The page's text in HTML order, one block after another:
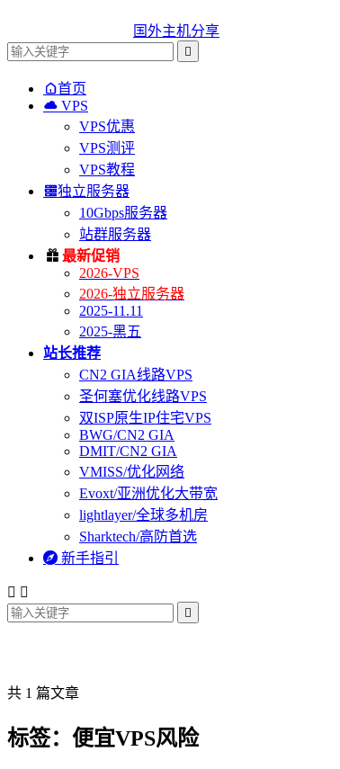
国外主机分享

首页
 VPS
VPS优惠
VPS测评
VPS教程
独立服务器
10Gbps服务器
站群服务器
 最新促销
2026-VPS
2026-独立服务器
2025-11.11
2025-黑五
站长推荐
CN2 GIA线路VPS
圣何塞优化线路VPS
双ISP原生IP住宅VPS
BWG/CN2 GIA
DMIT/CN2 GIA
VMISS/优化网络
Evoxt/亚洲优化大带宽
lightlayer/全球多机房
Sharktech/高防首选
 新手指引
 

共 1 篇文章
标签：便宜VPS风险